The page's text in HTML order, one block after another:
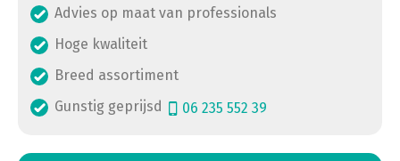
Advies op maat van professionals
Hoge kwaliteit
Breed assortiment
Gunstig geprijsd
06 235 552 39